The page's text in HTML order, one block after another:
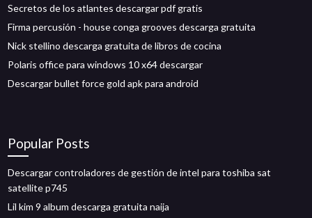
Secretos de los atlantes descargar pdf gratis
Firma percusión - house conga grooves descarga gratuita
Nick stellino descarga gratuita de libros de cocina
Polaris office para windows 10 x64 descargar
Descargar bullet force gold apk para android
Popular Posts
Descargar controladores de gestión de intel para toshiba sat
satellite p745
Lil kim 9 album descarga gratuita naija